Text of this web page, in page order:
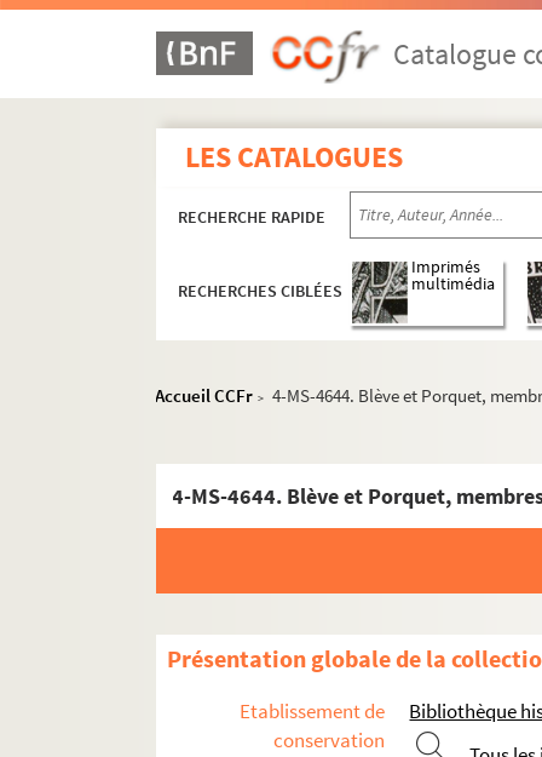
Catalogue
LES CATALOGUES
RECHERCHE RAPIDE
RECHERCHES CIBLÉES
Imprimés
multimédia
Accueil CCFr > 4-MS-4644. Blève et Porquet,
Présentation globale de la
Etablissement de
conservation
Bibliothèque